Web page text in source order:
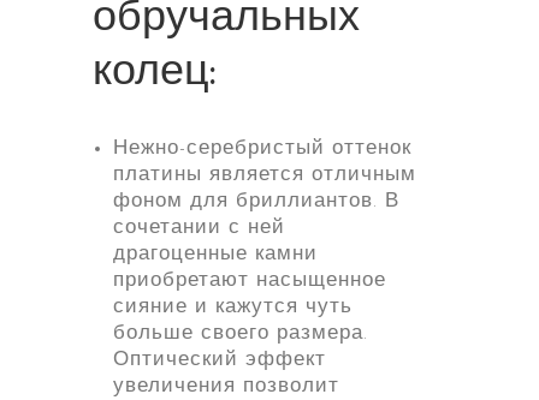
обручальных
колец:
Нежно-серебристый оттенок
платины является отличным
фоном для бриллиантов. В
сочетании с ней
драгоценные камни
приобретают насыщенное
сияние и кажутся чуть
больше своего размера.
Оптический эффект
увеличения позволит